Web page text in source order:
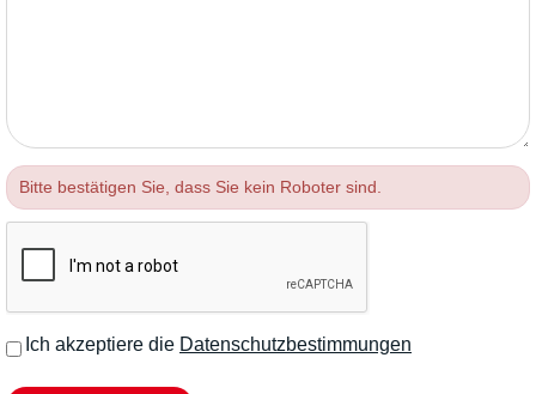
Bitte bestätigen Sie, dass Sie kein Roboter sind.
Ich akzeptiere die Datenschutzbestimmungen